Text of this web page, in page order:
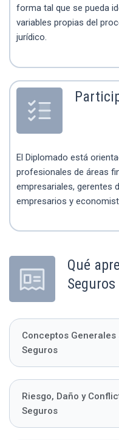
forma tal que se pueda
variables propias del
jurídico.
El Diplomado está
profesionales de áreas
empresariales, gerentes
empresarios y
Qué
Seguros
Conceptos
Seguros
Riesgo, Daño y
Seguros